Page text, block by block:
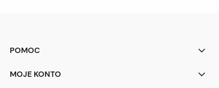
POMOC
MOJE KONTO